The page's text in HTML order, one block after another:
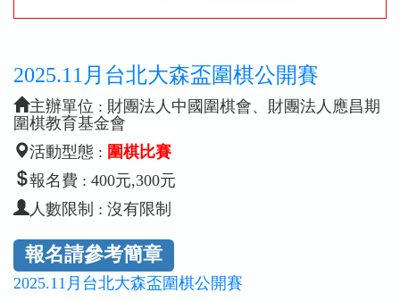
2025.11月台北大森盃圍棋公開賽
主辦單位 : 財團法人中國圍棋會、財團法人應昌期
圍棋教育基金會
活動型態 : 圍棋比賽
報名費 : 400元,300元
人數限制 : 沒有限制
報名請參考簡章
2025.11月台北大森盃圍棋公開賽